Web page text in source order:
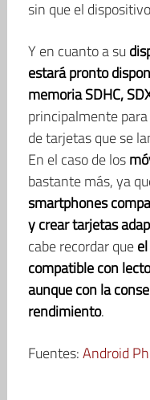
sin que el
Y en cuanto a su
estará pronto
memoria SDHC,
principalmente
de tarjetas que se
En el caso de los
bastante más, ya
smartphones
y crear tarjetas
cabe recordar que
compatible con
aunque con la
rendimiento.
Fuentes:Android